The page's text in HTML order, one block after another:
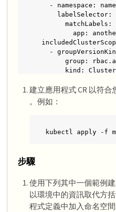
- namespace:
      labelSelector:
        matchLabels:
app:
-
group:
kind:
      labelSelector:
        matchLabels:
mylabel:
建立應用程式 CR 以符
。例如：
kubectl apply -f
步驟
使用下列其中一個範例
以環境中的資訊取代方
程式定義中加入命名空